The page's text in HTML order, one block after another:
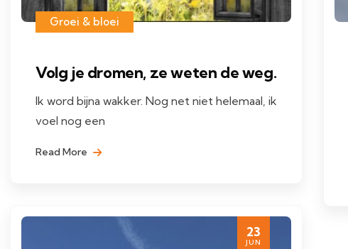
Groei & bloei
Volg je dromen, ze weten de weg.
Ik word bijna wakker. Nog net niet helemaal, ik
voel nog een
Read More
23
JUN